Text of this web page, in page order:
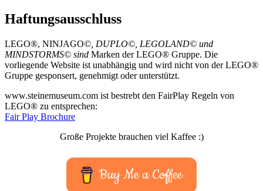
Haftungsausschluss
LEGO®, NINJAGO©, DUPLO©, LEGOLAND© und
MINDSTORMS© sind Marken der LEGO® Gruppe. Die
vorliegende Website ist unabhängig und wird nicht von der LEGO®
Gruppe gesponsert, genehmigt oder unterstützt.
www.steinemuseum.com ist bestrebt den FairPlay Regeln von
LEGO® zu entsprechen:
Fair Play Brochure
Große Projekte brauchen viel Kaffee :)
Buy Me a Coffee